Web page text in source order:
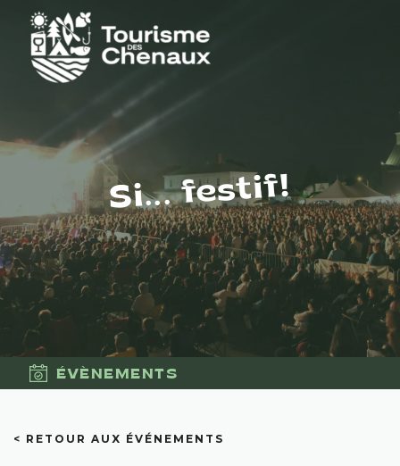
Si... festif!
ÉVÈNEMENTS
< RETOUR AUX ÉVÉNEMENTS